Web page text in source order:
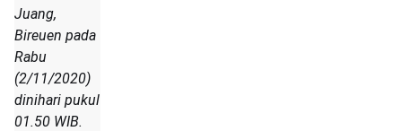
Juang,
Bireuen pada
Rabu
(2/11/2020)
dinihari pukul
01.50 WIB.